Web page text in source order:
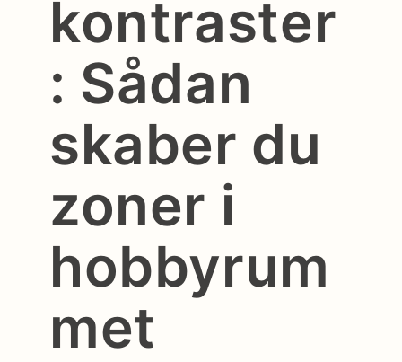
kontraster
: Sådan
skaber du
zoner i
hobbyrum
met